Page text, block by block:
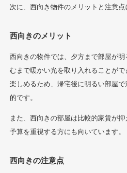
次に、西向き物件のメリットと注意点
西向きのメリット
西向きの物件では、夕方まで部屋が
むまで暖かい光を取り入れることがで
楽しめるため、帰宅後に明るい部屋
的です。
また、西向きの部屋は比較的家賃が抑
予算を重視する方にも向いています。
西向きの注意点